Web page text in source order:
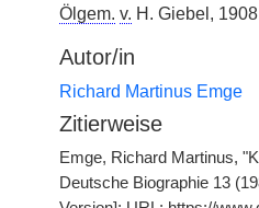
Ölgem. v. H. Giebel,
Autor/in
Richard Martinus Emge
Zitierweise
Emge, Richard Martinus,
Deutsche Biographie 13